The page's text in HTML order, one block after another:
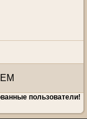
пользователи!